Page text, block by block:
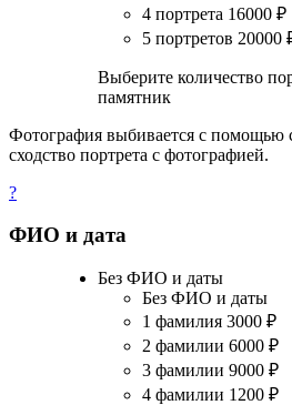
4 портрета 16000 ₽
5 портретов 20000
Выберите количество
памятник
Фотография выбивается с помощью
сходство портрета с фотографией.
?
ФИО и дата
Без ФИО и даты
Без ФИО и даты
1 фамилия 3000 ₽
2 фамилии 6000 ₽
3 фамилии 9000 ₽
4 фамилии 1200 ₽